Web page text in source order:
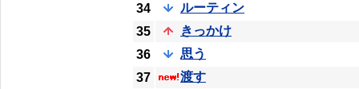
34
ルーティン
35
きっかけ
36
思う
37
渡す